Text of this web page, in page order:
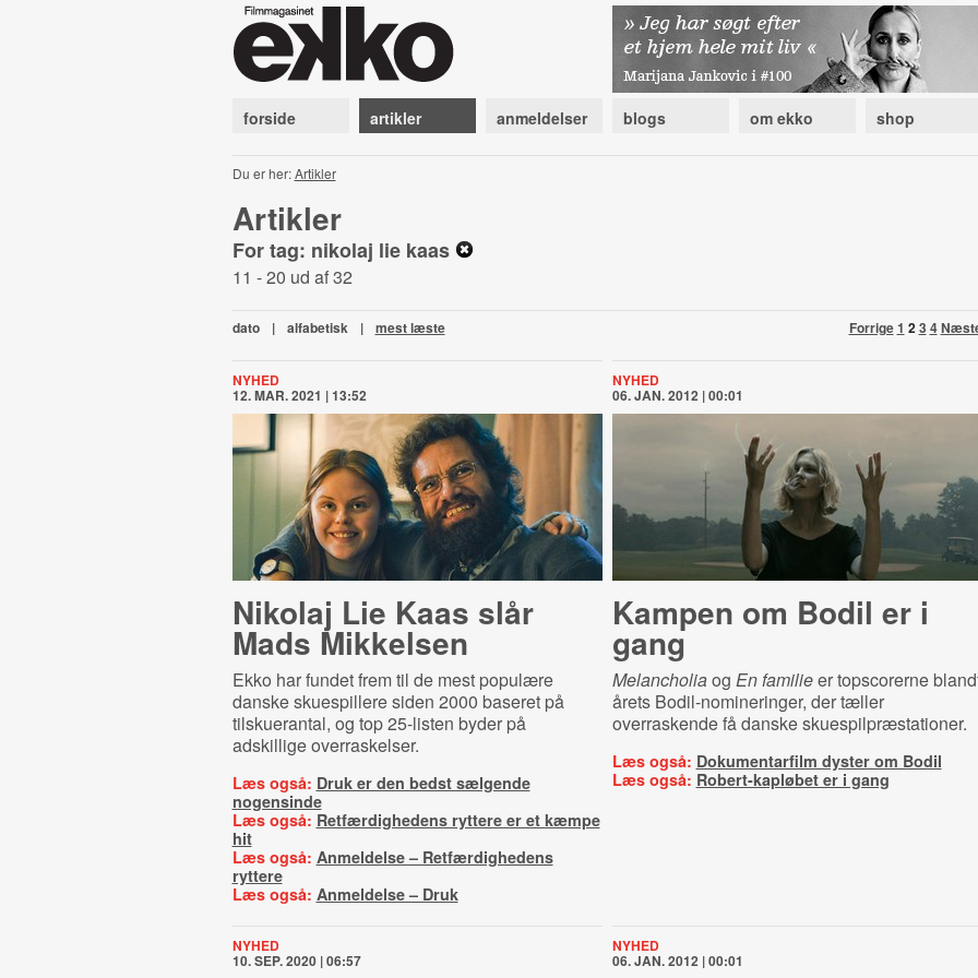
forside artikler anmeldelser blogs om ekko shop
Du er her:Artikler
Artikler
For tag: nikolaj lie kaas
11 - 20 ud af 32
Forrige1 23 4
dato | alfabetisk | mest læste
NYHED
12. MAR. 2021 | 13:52
Nikolaj Lie Kaas slår
Mads Mikkelsen
Ekko har fundet frem til de mest populære
danske skuespillere siden 2000 baseret på
tilskuerantal, og top 25-listen byder på
adskillige overraskelser.
Læs også: Druk er den bedst sælgende
nogensinde
Læs også: Retfærdighedens ryttere er et kæmpe
hit
Læs også: Anmeldelse – Retfærdighedens
ryttere
Læs også: Anmeldelse – Druk
NYHED
06. JAN. 2012 | 00:01
Kampen om Bodil er i
gang
Melancholiaog En familieer topscorerne
årets Bodil-nomineringer, der tæller
overraskende få danske skuespilpræstationer.
Læs også: Dokumentarfilm dyster om Bodil
Læs også: Robert-kapløbet er i gang
NYHED
10. SEP. 2020 | 06:57
NYHED
06. JAN. 2012 | 00:01